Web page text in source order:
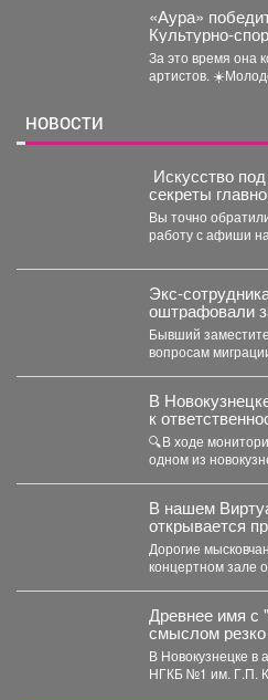
«Аура»
Культурно-
металлургов
лет.
За это время она
артистов. ☀️Молодёжный состав коллектива
НОВОСТИ
Искусство
секреты
«Шахтёрская
Шлыкова
Вы точно
работу с афиши
Экс-
оштрафовали
подростке
Бывший
вопросам
В
к
зацеперов
🔍В ходе
одном из
В нашем
открывается
концерта-
родное»!
Дорогие мысковчане! 🎤 В нашем
концертном зале
Древнее имя с
смыслом резко
в Кузбассе:
В Новокузнецке в
НГКБ №1 им. Г.П.